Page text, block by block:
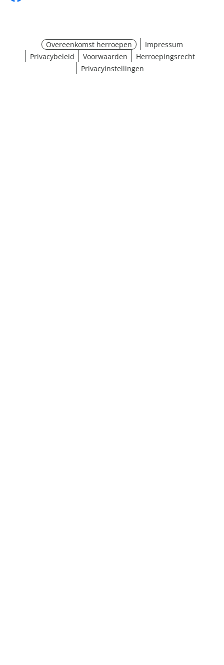
Overeenkomst herroepen
Impressum
Privacybeleid
Voorwaarden
Herroepingsrecht
Privacyinstellingen